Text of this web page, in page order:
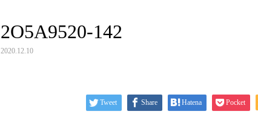
2O5A9520-142
2020.12.10
Tweet Share Hatena Pocket